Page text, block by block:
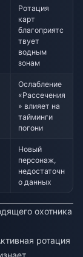
Ротация
карт
благоприятс
твует
водным
зонам
Ослабление
«Рассечения
» влияет на
тайминги
погони
Новый
персонаж,
недостаточн
о данных
охотника
ротация